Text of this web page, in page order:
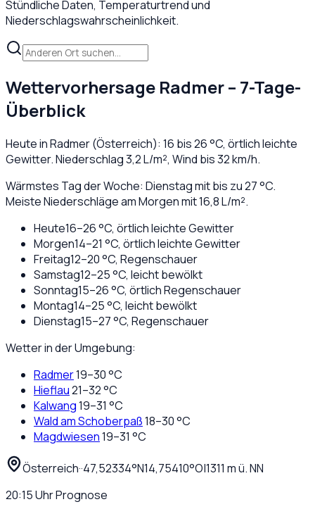
Stündliche Daten, Temperaturtrend und
Niederschlagswahrscheinlichkeit.
Wettervorhersage Radmer– 7-Tage-
Überblick
Heute inRadmer(Österreich): 16 bis26°C, örtlich leichte
Gewitter. Niederschlag3,2L/m², Wind bis32km/h.
Wärmstes Tag der Woche: Dienstag mit bis zu 27 °C.
Meiste Niederschläge am Morgen mit 16,8 L/m².
Heute16–26°C, örtlich leichte Gewitter
Morgen14–21 °C, örtlich leichte Gewitter
Freitag12–20°C, Regenschauer
Samstag12–25°C, leicht bewölkt
Sonntag15–26°C, örtlich Regenschauer
Montag14–25°C, leicht bewölkt
Dienstag15–27°C, Regenschauer
Wetter in der Umgebung:
Radmer19–30°C
Hieflau21–32°C
Kalwang19–31 °C
Wald am Schoberpaß18–30°C
Magdwiesen19–31 °C
Österreich··47,52334°N14,75410°O|1311 m ü. NN
20:15UhrPrognose